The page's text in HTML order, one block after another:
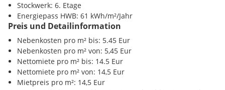
Die EventlocationWolke 19kann für Firmenanlässe und
Meetings mit einzigartigem Weitblick und Terrasse,
angemietet werden.
Die Betriebskosten (inkl. Heizung und Kühlung) sind als zirka
Nahversorgung
Supermarkt <500m
Bäckerei <500m
Einkaufszentrum <2000m
Verkehr
U-Bahn <500m
Bahnhof <500m
Stockwerk: 6. Etage
Energiepass HWB: 61 kWh/m²/Jahr
Preis und Detailinformation
Nebenkosten pro m² bis: 5.45 Eur
Nebenkosten pro m² von: 5,45 Eur
Nettomiete pro m² bis: 14.5 Eur
Nettomiete pro m² von: 14,5 Eur
Mietpreis pro m²: 14,5 Eur